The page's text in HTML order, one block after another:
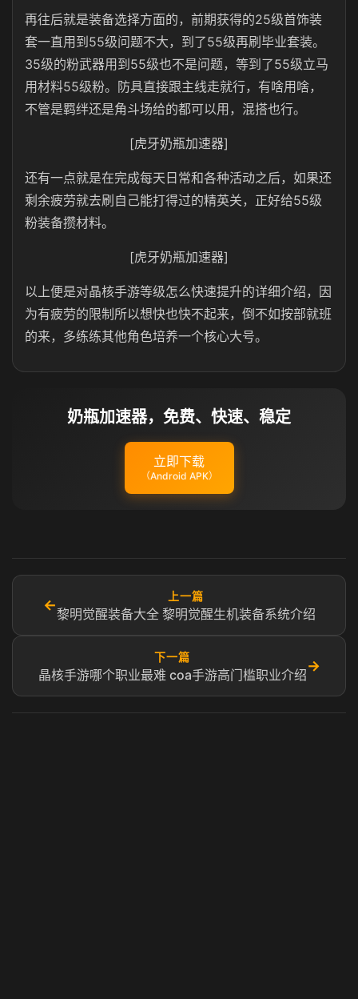
再往后就是装备选择方面的，前期获得的25级首饰装
套一直用到55级问题不大，到了55级再刷毕业套装。
35级的粉武器用到55级也不是问题，等到了55级立马
用材料55级粉。防具直接跟主线走就行，有啥用啥，
不管是羁绊还是角斗场给的都可以用，混搭也行。
[虎牙奶瓶加速器]
还有一点就是在完成每天日常和各种活动之后，如果还
剩余疲劳就去刷自己能打得过的精英关，正好给55级
粉装备攒材料。
[虎牙奶瓶加速器]
以上便是对晶核手游等级怎么快速提升的详细介绍，因
为有疲劳的限制所以想快也快不起来，倒不如按部就班
的来，多练练其他角色培养一个核心大号。
奶瓶加速器，免费、快速、稳定
立即下载
（Android APK）
←
上一篇
黎明觉醒装备大全 黎明觉醒生机装备系统介绍
下一篇
晶核手游哪个职业最难 coa手游高门槛职业介绍
→